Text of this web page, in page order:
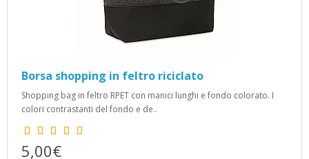
Borsa shopping in feltro riciclato
Shopping bag in feltro RPET con manici lunghi e fondo colorato. I
colori contrastanti del fondo e de..
5,00€